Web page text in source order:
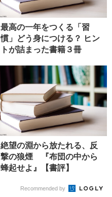
最高の一年をつくる「習
慣」どう身につける？ ヒン
トが詰まった書籍３冊
絶望の淵から放たれる、反
撃の狼煙 『布団の中から
蜂起せよ』【書評】
Recommended by